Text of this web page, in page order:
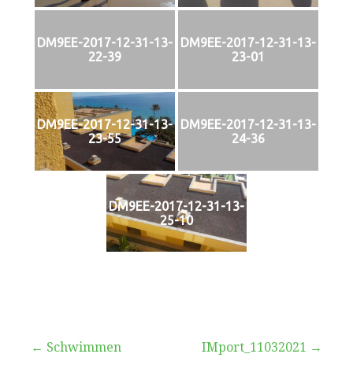
DM9EE-2017-12-31-13-
22-39
DM9EE-2017-12-31-13-
23-01
DM9EE-2017-12-31-13-
23-55
DM9EE-2017-12-31-13-
24-36
DM9EE-2017-12-31-13-
25-10
Beitragsnavigation
← Schwimmen IMport_11032021 →